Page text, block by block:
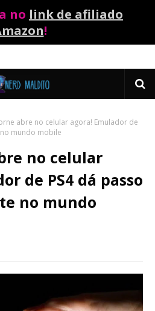
no link de afiliado
!
abre no celular agora! Emulador de
mundo mobile
no celular
de PS4 dá passo
no mundo